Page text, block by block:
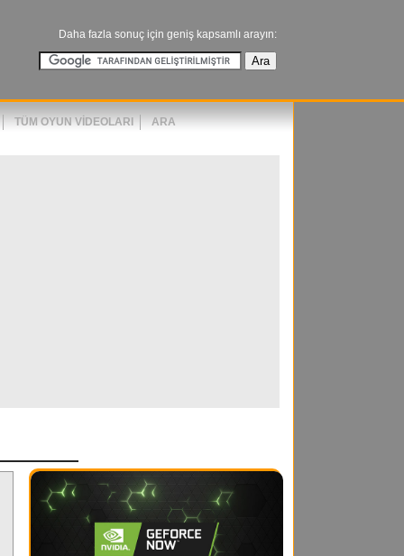
Daha fazla sonuç için geniş kapsamlı arayın:
TÜM OYUN VIDEOLARI ARA